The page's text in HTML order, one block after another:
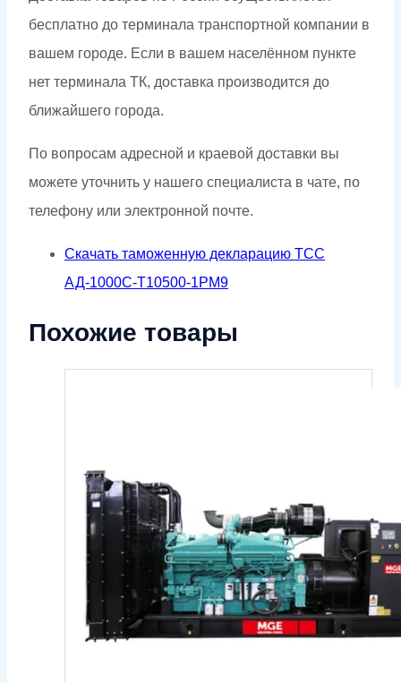
бесплатно до терминала транспортной компании в
вашем городе. Если в вашем населённом пункте
нет терминала ТК, доставка производится до
ближайшего города.
По вопросам адресной и краевой доставки вы
можете уточнить у нашего специалиста в чате, по
телефону или электронной почте.
Скачать таможенную декларацию ТСС
АД-1000С-Т10500-1РМ9
Похожие товары